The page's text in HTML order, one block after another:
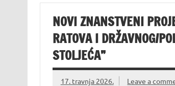
NOVI ZNANSTVENI
RATOVA I DRŽAVNOG/
STOLJEĆA”
17. travnja 2026. Leave a